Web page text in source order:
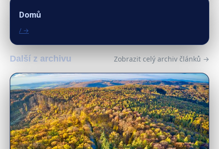
Domů
/ →
Další z archivu Zobrazit celý archiv článků →